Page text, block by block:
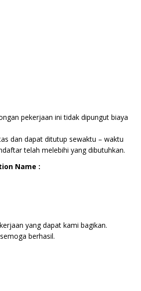
pekerjaan ini tidak dipungut biaya
dan dapat ditutup sewaktu – waktu
telah melebihi yang dibutuhkan.
Name :
yang dapat kami bagikan.
berhasil.